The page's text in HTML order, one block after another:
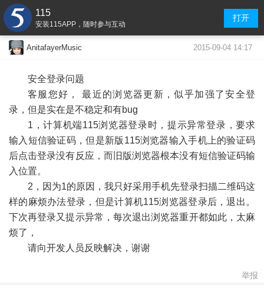
115
安装115APP，随时参与互动
打开
AnitafayerMusic 2015-09-04 14:17
安全登录问题
客服您好， 最近的浏览器更新，似乎加强了安全登
录，但是实在是不稳定和有bug
1，计算机端115浏览器登录时，提示异常登录，要求
输入短信验证码，但是新版115浏览器输入手机上的验证码
后点击登录没有反应，而旧版浏览器根本没有短信验证码输
入位置。
2，因为1的原因，我只好采用手机先登录扫描二维码这
样的麻烦办法登录，但是计算机115浏览器登录后，退出。
下次再登录又提示异常，每次退出浏览器重开都如此，太麻
烦了，
请向开发人员反映解决，谢谢
举报